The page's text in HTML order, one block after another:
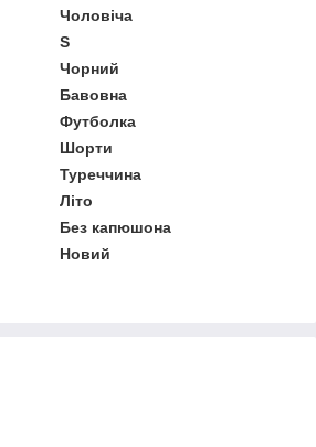
Чоловіча
S
Чорний
Бавовна
Футболка
Шорти
Туреччина
Літо
Без капюшона
Новий